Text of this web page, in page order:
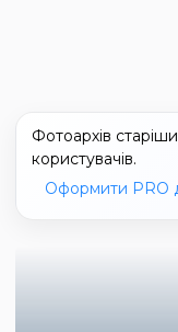
Фотоархів
користувачів.
Оформити PRO